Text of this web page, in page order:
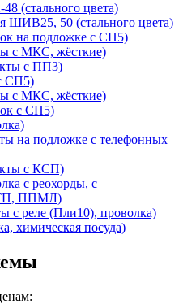
(стального цвета)
ШИВ25, 50 (стального цвета)
на подложке с СП5)
с МКС, жёсткие)
с ПП3)
СП5)
с МКС, жёсткие)
с СП5)
на подложке с телефонных
с КСП)
с реохорды, с
ППМЛ)
реле (Пли10), проволка)
химическая посуда)